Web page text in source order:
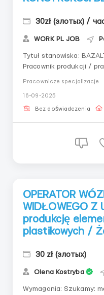
30zł (злотых) /
WORK PL JOB
Tytuł stanowiska:
Pracownik produkcji /
zakład – Wilków, 59-500
6, 44-240
Pracownicze specjalizacje
16-09-2025
Bez doświadczenia
OPERATOR
WIDŁOWEGO Z
produkcję
plastikowych /
30 zł (злотых)
Olena Kostryba
Wymagania: Szukamy: mężczyzn w wieku do 40 lat ze